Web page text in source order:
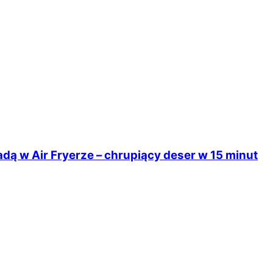
w Air Fryerze – chrupiący deser w 15 minut